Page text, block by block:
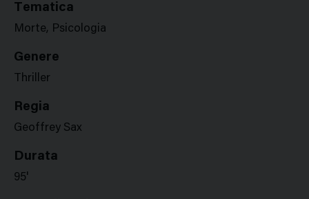
Tematica
Morte, Psicologia
Genere
Thriller
Regia
Geoffrey Sax
Durata
95'